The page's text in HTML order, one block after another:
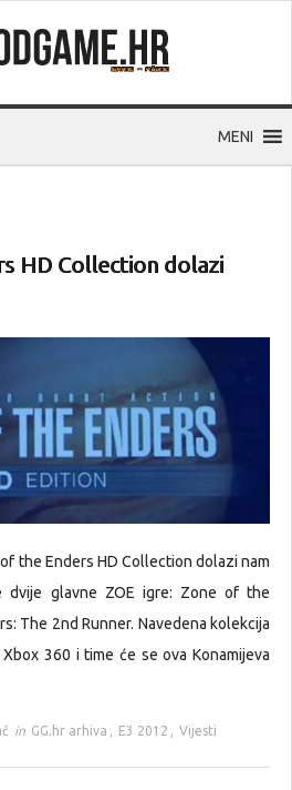
MENI
HD Collection dolazi
the Enders HD Collection dolazi nam
dvije glavne ZOE igre: Zone of the
The 2nd Runner. Navedena kolekcija
360 i time će se ova Konamijeva
in GG.hr arhiva , E3 2012 , Vijesti